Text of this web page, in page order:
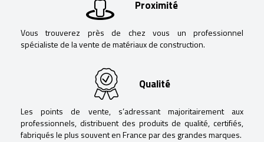
Proximité
Vous trouverez près de chez vous un professionnel
spécialiste de la vente de matériaux de construction.
Qualité
Les points de vente, s’adressant majoritairement aux
professionnels, distribuent des produits de qualité, certifiés,
fabriqués le plus souvent en France par des grandes marques.